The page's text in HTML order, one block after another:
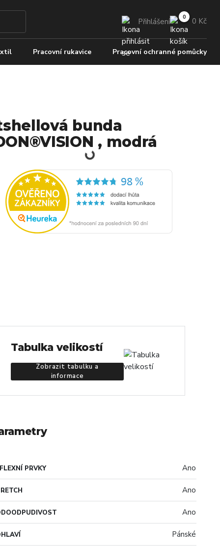
Přihlášení 0 Kč
Pracovní rukavice Pracovní ochranné pomůcky
bunda
, modrá
Tabulka velikostí
Zobrazit tabulku a
informace
PRVKY Ano
Ano
Ano
Pánské